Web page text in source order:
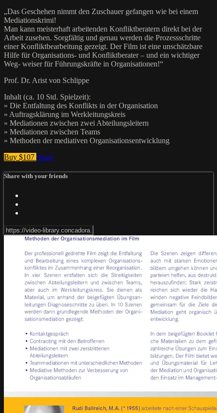
„Das Geschehen nimmt den Zuschauer gefangen wie bei einem
Mediationskrimi!
Man kann meisterhaft arbeitenden Konﬂiktberatern direkt bei der
Arbeit zusehen. Sorgfältig und genau werden die Prozessschritte
einer Konﬂiktbearbeitung gezeigt. Der Film ist eine unschätzbare
Hilfe für Organisations- und Konﬂiktberater – und ein wichtiger
Weg- weiser für Führungskräfte in Organisationen!“
Prof. Dr. Arist von Schlippe
Inhalt (ca. 10 Std. Spielzeit):
» Die Entfaltung des Konflikts in der Organisation
» Auftragsklärung im Werkleitungskreis
» Mediationen zwischen zwei Abteilungsleitern
» Mediationen zwischen Teams
» Methoden der mediativen Organisationsentwicklung
Buy $107 Share
Share with your friends